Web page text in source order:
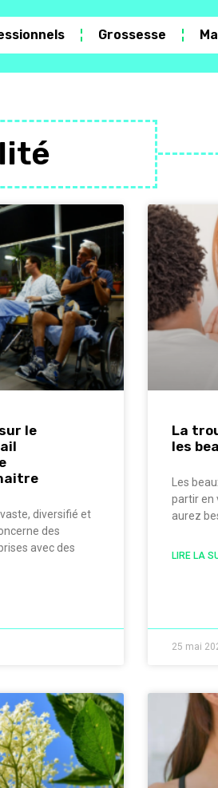
Grossesse
le
diversifié et
des
avec des
La
les
Les
partir en
aurez
LIRE LA
25 mai